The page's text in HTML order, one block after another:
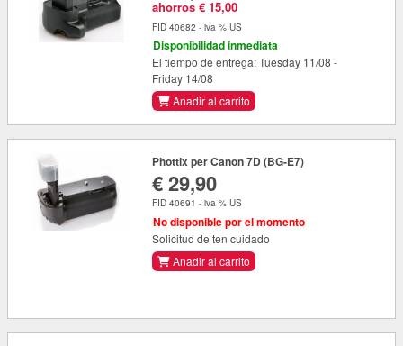
ahorros € 15,00
FID 40682 - iva % US
Disponibilidad inmediata
El tiempo de entrega: Tuesday 11/08 -
Friday 14/08
Anadir al carrito
Phottix per Canon 7D (BG-E7)
€ 29,90
FID 40691 - iva % US
No disponible por el momento
Solicitud de ten cuidado
Anadir al carrito